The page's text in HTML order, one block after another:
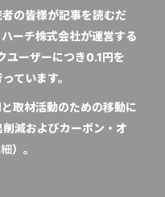
の皆様が記事を読むだ
ーチ株式会社が運営する
ユーザーにつき0.1円を
ています。
取材活動のための移動に
減およびカーボン・オ
）。